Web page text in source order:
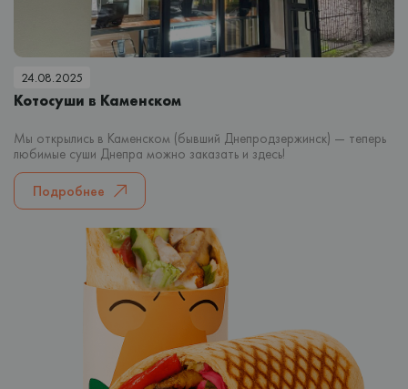
24.08.2025
Котосуши в Каменском
Мы открылись в Каменском (бывший Днепродзержинск) — теперь
любимые суши Днепра можно заказать и здесь!
Подробнее